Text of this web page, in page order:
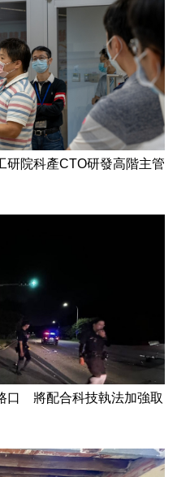
院科產CTO研發高階主管
口 將配合科技執法加強取